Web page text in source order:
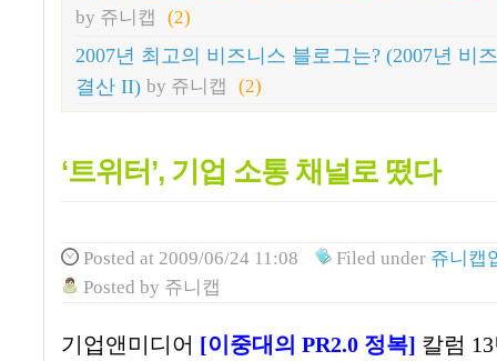
by 쥬니캡 (2)
2007년 최고의 비즈니스 블로그는? (2007년 비
결산 II) by 쥬니캡 (2)
‘트위터’, 기업 소통 채널로 떴다
Posted at 2009/06/24 11:08 Filed under 쥬니캡
Posted by 쥬니캡
기업앤미디어 [이중대의 PR2.0 정복] 칼럼 13